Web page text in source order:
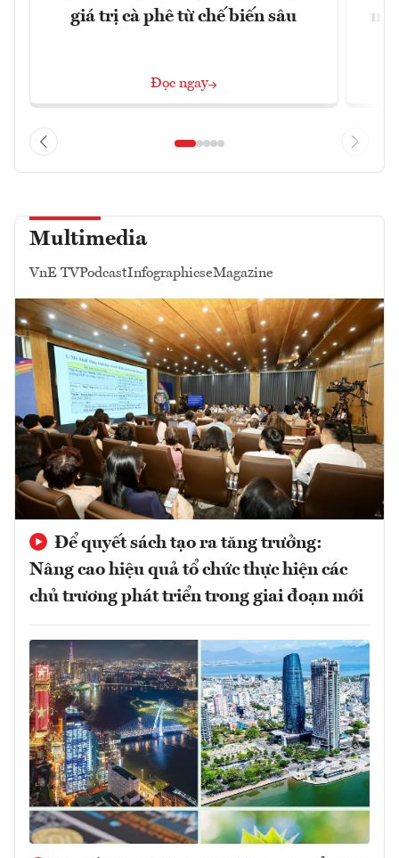
giá trị cà phê từ chế biến sâu
Đọc ngay
Multimedia
VnE TVPodcastInfographicseMagazine
Để quyết sách tạo ra tăng trưởng:
Nâng cao hiệu quả tổ chức thực hiện các
chủ trương phát triển trong giai đoạn mới